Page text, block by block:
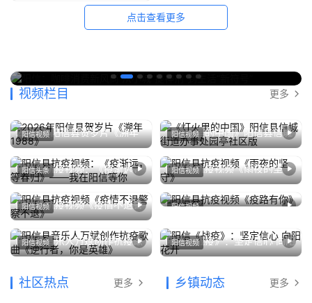
乡
动
态
图
说
阳
信
阳
信
登录 注册
点击查看更多
阳信：咖啡消费新风尚 从小城“提神剂”到生活“新符号”
0
图说阳信
视频栏目 更多
2026年阳信县贺岁片《溯年
1988》
2026年2月14日 0
阳信视频
《灯火里的中国》阳信县信城
街道办事处园亭社区版
2022年10月12日 0
阳信视频
阳信县抗疫视频：《疫渐远，
等春归》——我在阳信等你
2022年3月23日 0
阳信头条
阳信县抗疫视频《雨夜的坚
守》
2022年3月22日 0
阳信视频
阳信县抗疫视频《疫情不退警
察不退》
2022年3月22日 0
阳信视频 阳信县抗疫视频《疫路有你》
2022年3月22日 0
阳信视频
阳信县音乐人万斌创作抗疫歌
曲《逆行者，你是英雄》
2022年3月22日 0
阳信视频
阳信《战疫》：坚定信心 向阳
花开
2022年3月21日 0
阳信视频
社区热点 更多 乡镇动态 更多